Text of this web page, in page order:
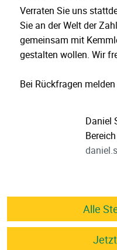
Verraten Sie uns
Sie an der Welt der
gemeinsam mit
gestalten wollen. Wir
Bei Rückfragen
Daniel
Alle